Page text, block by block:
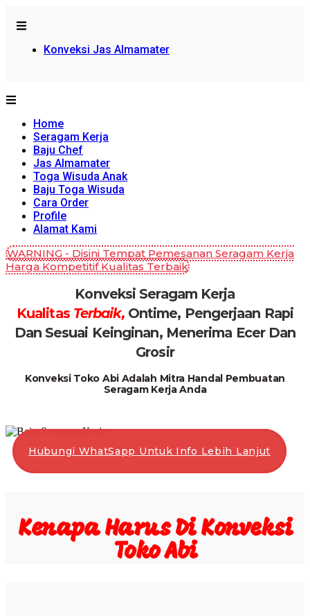
Konveksi Jas Almamater
Home
Seragam Kerja
Baju Chef
Jas Almamater
Toga Wisuda Anak
Baju Toga Wisuda
Cara Order
Profile
Alamat Kami
WARNING - Disini Tempat Pemesanan Seragam Kerja
Harga Kompetitif Kualitas Terbaik
Konveksi Seragam Kerja
Kualitas Terbaik,Ontime, Pengerjaan Rapi
Dan Sesuai Keinginan, Menerima Ecer Dan
Grosir
Konveksi Toko Abi Adalah Mitra Handal Pembuatan
Seragam Kerja Anda
Hubungi WhatSapp Untuk Info Lebih Lanjut
Kenapa Harus Di Konveksi
Toko Abi